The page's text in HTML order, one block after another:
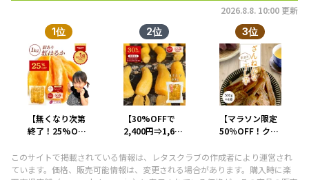
2026.8.8. 10:00 更新
1位
【無くなり次第
終了！25%OFF
⇒2,243円】お
中元 ギフト 干し
2位
【30%OFFで
2,400円⇒1,680
迄】お中元 ギフ
ト 丸干し芋
3位
【マラソン限定
50％OFF！クー
円→3499円！
8/11 01:59ま
このサイトで掲載されている情報は、レタスクラブの作成者により運営され
ています。価格、販売可能情報は、変更される場合があります。購入時に楽